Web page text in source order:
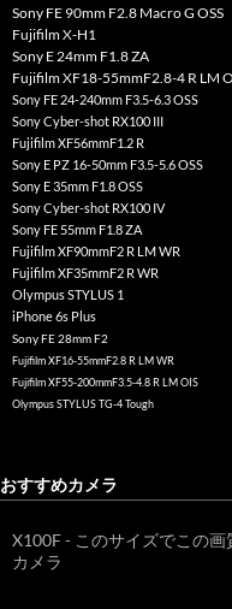
Sony FE 90mm F2.8 Macro G OSS
Fujifilm X-H1
Sony E 24mm F1.8 ZA
Fujifilm XF18-55mmF2.8-4 R LM
Sony FE 24-240mm F3.5-6.3 OSS
Sony Cyber-shot RX100 III
Fujifilm XF56mmF1.2 R
Sony E PZ 16-50mm F3.5-5.6 OSS
Sony E 35mm F1.8 OSS
Sony Cyber-shot RX100 IV
Sony FE 55mm F1.8 ZA
Fujifilm XF90mmF2 R LM WR
Fujifilm XF35mmF2 R WR
Olympus STYLUS 1
iPhone 6s Plus
Sony FE 28mm F2
Fujifilm XF16-55mmF2.8 R LM WR
Fujifilm XF55-200mmF3.5-4.8 R LM OIS
Olympus STYLUS TG-4 Tough
おすすめカメラ
X100F - このサイズでこの
カメラ